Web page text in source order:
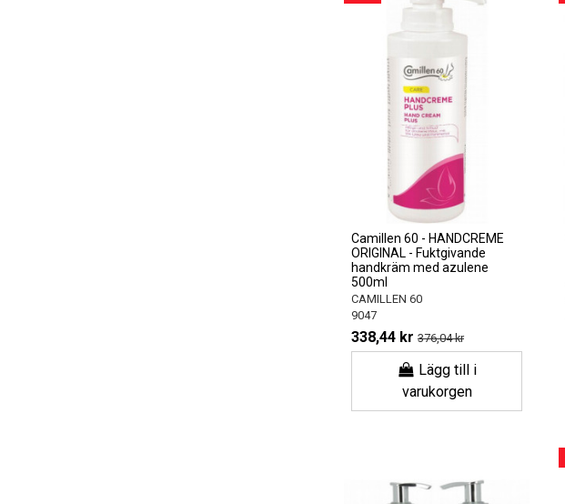
Camillen 60 - HANDCREME
ORIGINAL - Fuktgivande
handkräm med azulene
500ml
CAMILLEN 60
9047
338,44 kr 376,04 kr
Lägg till i
varukorgen